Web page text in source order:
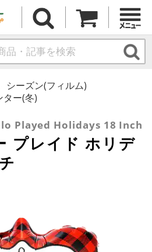
シーズン(フィルム)
ター(冬)
Played Holidays 18 Inch
プレイド ホリデ